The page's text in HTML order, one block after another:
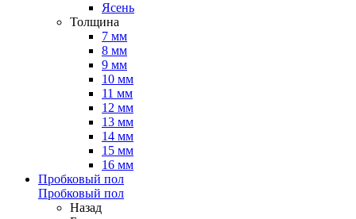
Ясень
Толщина
7 мм
8 мм
9 мм
10 мм
11 мм
12 мм
13 мм
14 мм
15 мм
16 мм
Пробковый пол
Пробковый пол
Назад